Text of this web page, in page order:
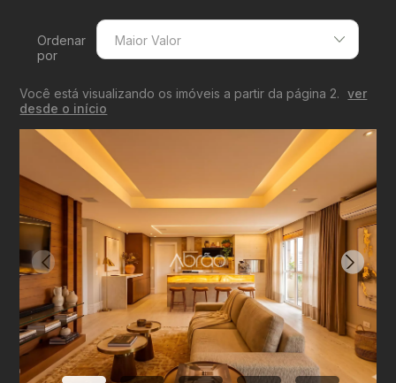
Ordenar
por
Maior Valor
Maior Valor
Menor Área
Recentes
Você está visualizando os imóveis a partir da página 2.
ver
desde o início